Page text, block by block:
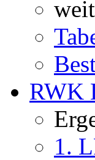
RWK
1.